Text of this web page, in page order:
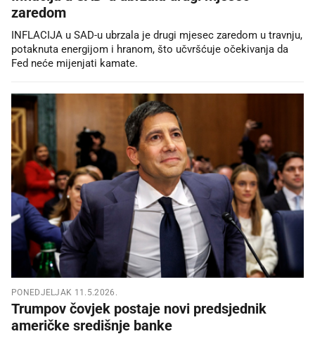
zaredom
INFLACIJA u SAD-u ubrzala je drugi mjesec zaredom u travnju,
potaknuta energijom i hranom, što učvršćuje očekivanja da
Fed neće mijenjati kamate.
PONEDJELJAK 11.5.2026.
Trumpov čovjek postaje novi predsjednik
američke središnje banke